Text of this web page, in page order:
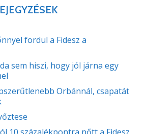
fordul a Fidesz a
sem hiszi, hogy jól járna egy
Orbánnál, csapatát